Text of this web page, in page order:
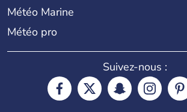
Météo Marine
Météo pro
Suivez-nous :